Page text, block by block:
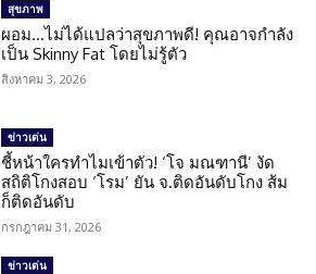
สุขภาพ
ผอม…ไม่ได้แปลว่าสุขภาพดี! คุณอาจกำลัง
เป็น Skinny Fat โดยไม่รู้ตัว
สิงหาคม 3, 2026
ข่าวเด่น
ชี้หน้าใครทำไมเข้าตัว! ‘โจ มณฑานี’ งัด
สถิติโกงสอบ ‘โรม’ ยัน จ.ติดอันดับโกง ส้ม
ก็ติดอันดับ
กรกฎาคม 31, 2026
ข่าวเด่น